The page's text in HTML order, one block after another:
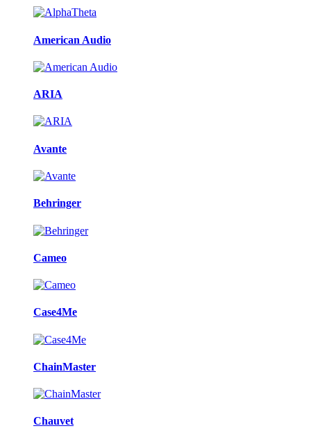
American Audio
ARIA
Avante
Behringer
Cameo
Case4Me
ChainMaster
Chauvet